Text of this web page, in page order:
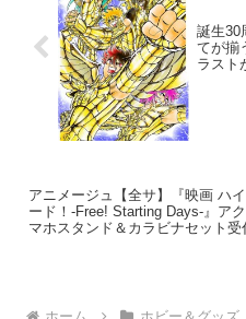
誕生30
てが揃
ラスト
アニメージュ【全サ】『映画 ハ
ード！-Free! Starting Days-』ア
マホスタンド＆カラビナセット受